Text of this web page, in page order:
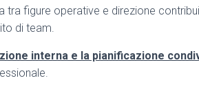
tra figure operative e direzione
di team.
interna e la pianificazione